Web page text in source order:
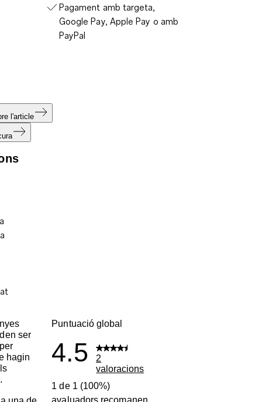
Pagament amb targeta,
Google Pay, Apple Pay o amb
PayPal
l'article
ser
hagin
Puntuació global
4.5
2
valoracions
1 de 1 (100%)